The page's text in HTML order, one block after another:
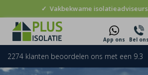
✓ Vakbekwame
App ons Bel ons
2274 klanten beoordelen ons met een 9.3